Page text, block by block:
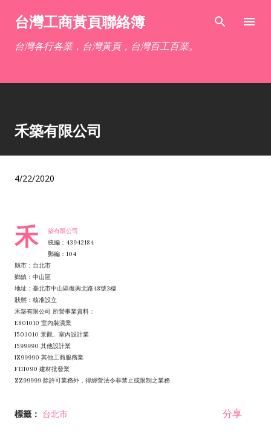
跳到主要內容
台灣工商黃頁聯絡簿
台灣各行各業，台灣黃頁，台灣百工百業。
禾築有限公司
4/22/2020
禾
築有限公司
統編：43942184
郵編：104
縣市：台北市
鄉鎮：中山區
地址：臺北市中山區復興北路48號3樓
狀態：核准設立
禾築有限公司 所營事業資料：
E801010 室內裝潢業
I503010 景觀、室內設計業
I599990 其他設計業
IZ99990 其他工商服務業
F111090 建材批發業
ZZ99999 除許可業務外，得經營法令非禁止或限制之業務
標籤： 台北市 分享